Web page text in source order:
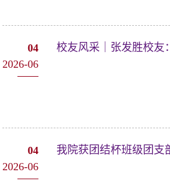
04
2026-06
04
2026-06